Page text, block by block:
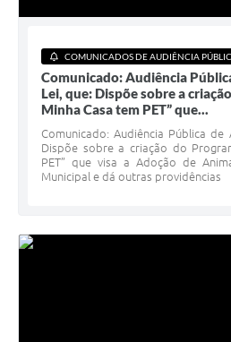
COMUNICADOS DE AUDIÊNCIA
Comunicado: Audiência
Lei, que: Dispõe sobre a
Minha Casa tem PET” que...
Comunicado: Audiência Pública
Dispõe sobre a criação do
PET” que visa a Adoção de
Municipal e dá outras providências